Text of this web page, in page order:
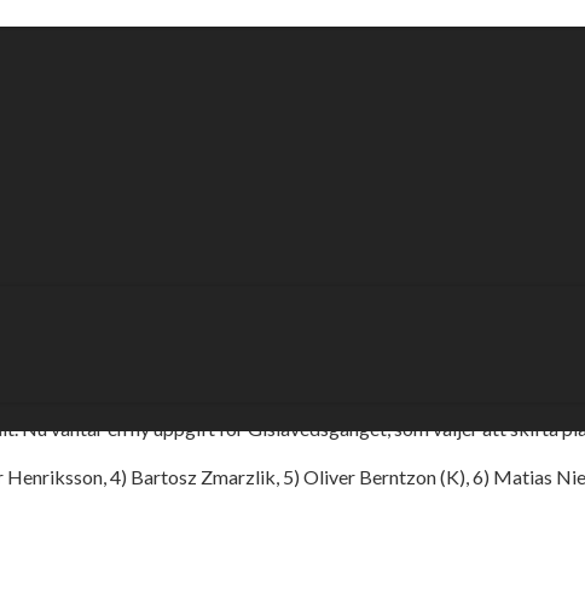
på gång!
tisdagens afton. Lejonen blir gästade av Dackarna.
Nu väntar en ny uppgift för Gislavedsgänget, som väljer att skifta
4) Bartosz Zmarzlik, 5) Oliver Berntzon (K), 6) Matias